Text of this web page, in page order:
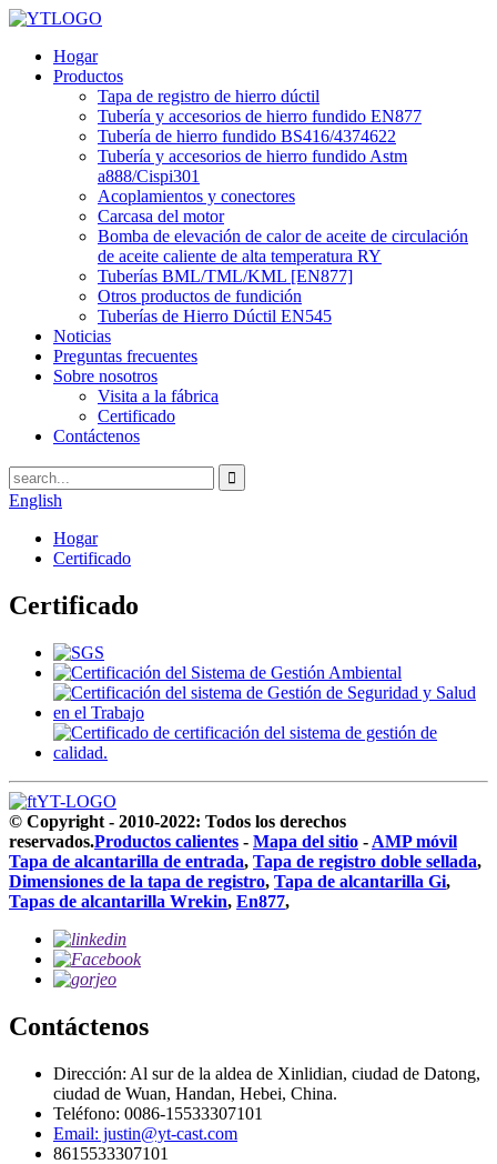
Hogar
Productos
Tapa de registro de hierro dúctil
Tubería y accesorios de hierro fundido EN877
Tubería de hierro fundido BS416/4374622
Tubería y accesorios de hierro fundido Astm
a888/Cispi301
Acoplamientos y conectores
Carcasa del motor
Bomba de elevación de calor de aceite de circulación
de aceite caliente de alta temperatura RY
Tuberías BML/TML/KML [EN877]
Otros productos de fundición
Tuberías de Hierro Dúctil EN545
Noticias
Preguntas frecuentes
Sobre nosotros
Visita a la fábrica
Certificado
Contáctenos
English
Hogar
Certificado
Certificado
© Copyright - 2010-2022: Todos los derechos
reservados.Productos calientes - Mapa del sitio - AMP móvil
Tapa de alcantarilla de entrada, Tapa de registro doble sellada,
Dimensiones de la tapa de registro, Tapa de alcantarilla Gi,
Tapas de alcantarilla Wrekin, En877,
Contáctenos
Dirección: Al sur de la aldea de Xinlidian, ciudad de Datong,
ciudad de Wuan, Handan, Hebei, China.
Teléfono: 0086-15533307101
Email: justin@yt-cast.com
8615533307101